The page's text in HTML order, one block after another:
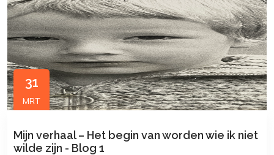
31
MRT
Mijn verhaal – Het begin van worden wie ik niet
wilde zijn - Blog 1